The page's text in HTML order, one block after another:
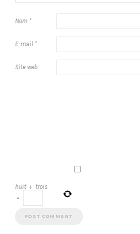
Nom *
E-mail *
Site web
huit + trois
=